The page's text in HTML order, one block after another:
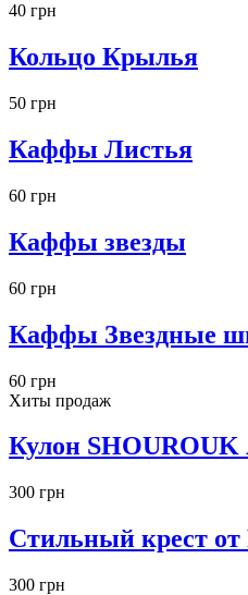
40 грн
Кольцо Крылья
50 грн
Каффы Листья
60 грн
Каффы звезды
60 грн
Каффы Звездные
60 грн
Хиты продаж
Кулон
300 грн
Стильный крест от
300 грн